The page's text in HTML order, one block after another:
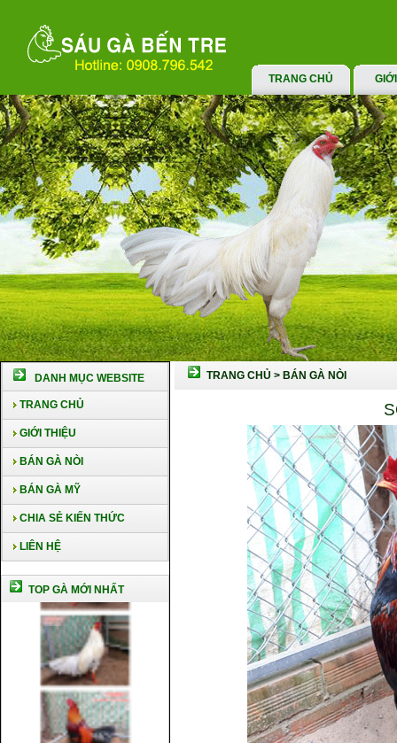
TRANG CHỦ
DANH MỤC WEBSITE
TRANG CHỦ
GIỚI THIỆU
BÁN GÀ NÒI
BÁN GÀ MỸ
CHIA SẺ KIẾN THỨC
LIÊN HỆ
TOP GÀ MỚI NHẤT
TRANG CHỦ > BÁN GÀ NÒI